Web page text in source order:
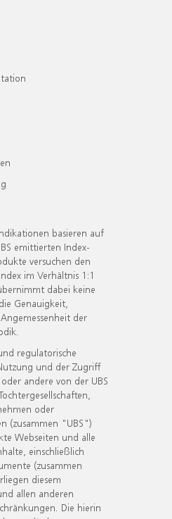
basieren auf
emittierten Index-
versuchen den
im Verhältnis 1:1
dabei keine
Genauigkeit,
der
regulatorische
und der Zugriff
andere von der UBS
oder
(zusammen "UBS")
Webseiten und alle
einschließlich
(zusammen
diesem
allen anderen
Die hierin